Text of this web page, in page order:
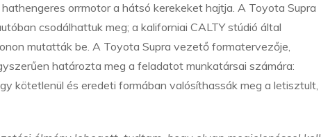
orrmotor a hátsó kerekeket hajtja. A Toyota Supra
csodálhattuk meg; a kaliforniai CALTY stúdió által
mutatták be. A Toyota Supra vezető formatervezője,
határozta meg a feladatot munkatársai számára:
kötetlenül és eredeti formában valósíthassák meg a letisztult,